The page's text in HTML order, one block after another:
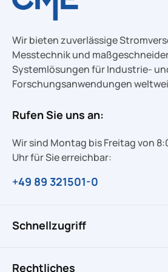
Wir bieten zuverlässige
Messtechnik und
Systemlösungen für Industrie-
Forschungsanwendungen
Rufen Sie uns an:
Wir sind Montag bis Freitag von
Uhr für Sie erreichbar:
+49 89 321501-0
Schnellzugriff
Rechtliches